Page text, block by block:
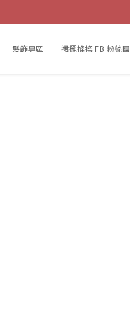
髮飾專區 裙襬搖搖 FB 粉絲團